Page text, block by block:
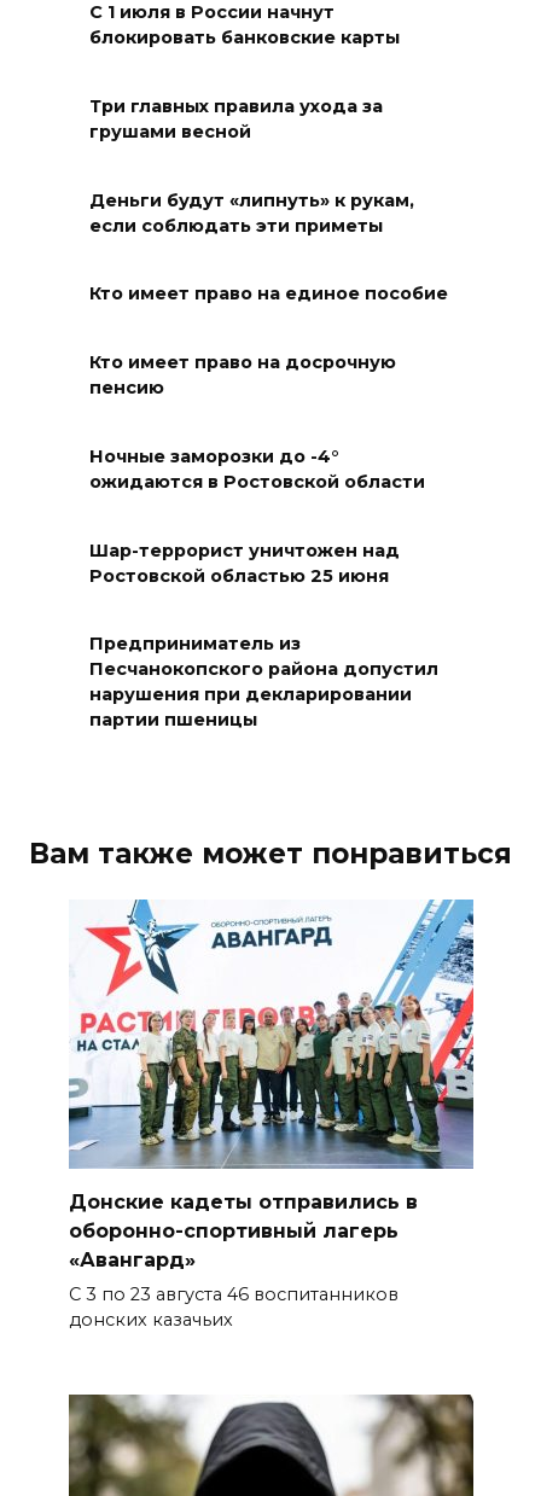
06 августа 2026 18:27
Андрей Фатеев: Театр Чехова
в Таганроге откроет 200-й
06 августа 2026 18:27
Наблюдатели готовятся к
06 августа 2026 18:25
пострадавшим при атаке
БПЛА на Кубани
погибли дети из-за атаки
БПЛА на Кубани
06 августа 2026 16:57
«Лучший школьный педагог-
06 августа 2026 16:30
ВСЕ КАК ЕСТЬ. Политика
Зеленского: ложь, вранье и
провокация
06 августа 2026 16:25
Подготовка к школе
06 августа 2026 15:51
Донские спасатели провели
профилактические занятия
более чем для 11 тыс. детей
«Хочу прожить жизнь одна»:
ростовчанка разочаровалась
С 1 июля в России начнут
блокировать банковские карты
Три главных правила ухода за
грушами весной
Деньги будут «липнуть» к рукам,
если соблюдать эти приметы
Кто имеет право на единое пособие
Кто имеет право на досрочную
пенсию
Ночные заморозки до -4°
ожидаются в Ростовской области
Шар-террорист уничтожен над
Ростовской областью 25 июня
Предприниматель из
Песчанокопского района допустил
нарушения при декларировании
партии пшеницы
Вам также может понравиться
Донские кадеты отправились в
оборонно-спортивный лагерь
«Авангард»
С 3 по 23 августа 46 воспитанников
донских казачьих